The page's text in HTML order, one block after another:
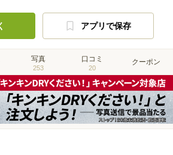
アプリで保存
写真
253
口コミ
20
クーポン